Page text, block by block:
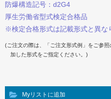
防爆構造記号：d2G4
厚生労働省型式検定合格品
※検定合格形式は記載形式と異な
(ご注文の際は、「ご注文形式例」をご参
加した形式をご指定ください。)
Myリストに追加